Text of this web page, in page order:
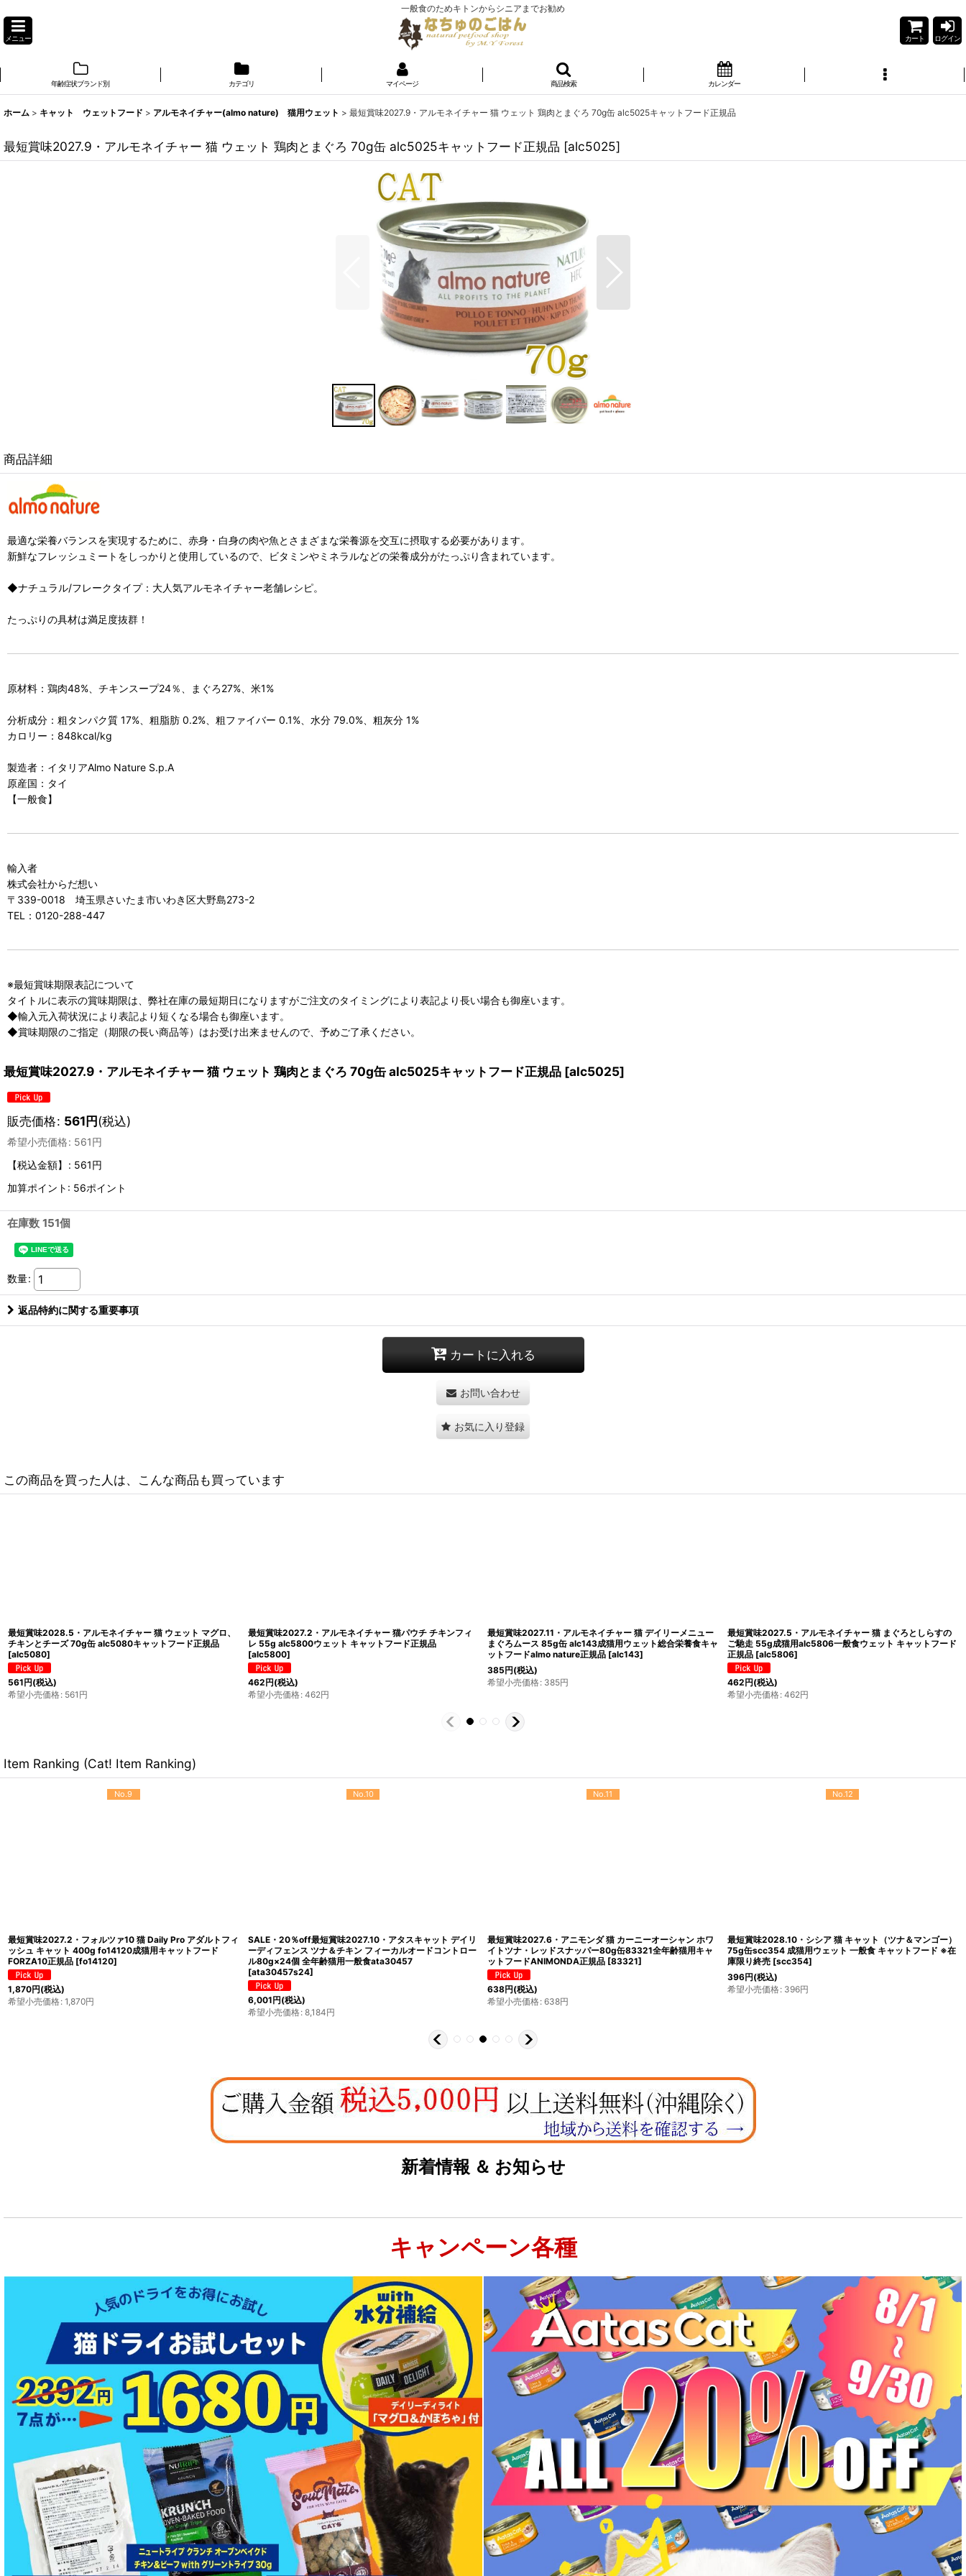
一般食のためキトンからシニアまでお勧め
メニュー カート ログイン
年齢症状ブランド別 カテゴリ マイページ 商品検索 カレンダー
ホーム > キャット ウェットフード > アルモネイチャー(almo nature) 猫用ウェット > 最短賞味2027.9・アルモネイチャー 猫 ウェット 鶏肉とまぐろ 70g缶 alc5025キャットフード正規品
最短賞味2027.9・アルモネイチャー 猫 ウェット 鶏肉とまぐろ 70g缶 alc5025キャットフード正規品 [alc5025]
商品詳細
最適な栄養バランスを実現するために、赤身・白身の肉や魚とさまざまな栄養源を交互に摂取する必要があります。
新鮮なフレッシュミートをしっかりと使用しているので、ビタミンやミネラルなどの栄養成分がたっぷり含まれています。
◆ナチュラル/フレークタイプ：大人気アルモネイチャー老舗レシピ。
たっぷりの具材は満足度抜群！
原材料：鶏肉48%、チキンスープ24％、まぐろ27%、米1%
分析成分：粗タンパク質 17%、粗脂肪 0.2%、粗ファイバー 0.1%、水分 79.0%、粗灰分 1%
カロリー：848kcal/kg
製造者：イタリアAlmo Nature S.p.A
原産国：タイ
【一般食】
輸入者
株式会社からだ想い
〒339-0018 埼玉県さいたま市いわき区大野島273-2
TEL：0120-288-447
※最短賞味期限表記について
タイトルに表示の賞味期限は、弊社在庫の最短期日になりますがご注文のタイミングにより表記より長い場合も御座います。
◆輸入元入荷状況により表記より短くなる場合も御座います。
◆賞味期限のご指定（期限の長い商品等）はお受け出来ませんので、予めご了承ください。
最短賞味2027.9・アルモネイチャー 猫 ウェット 鶏肉とまぐろ 70g缶 alc5025キャットフード正規品 [alc5025]
販売価格: 561円(税込)
希望小売価格: 561円
【税込金額】
: 561円
加算ポイント: 56ポイント
在庫数 151個
数量:
返品特約に関する重要事項
カートに入れる
お問い合わせ
お気に入り登録
この商品を買った人は、こんな商品も買っています
最短賞味2028.5・アルモネイチャー 猫 ウェット マグロ、
チキンとチーズ 70g缶 alc5080キャットフード正規品
[alc5080]
561円(税込)
希望小売価格: 561 円
最短賞味2027.2・アルモネイチャー 猫パウチ チキンフィ
レ 55g alc5800ウェット キャットフード正規品
[alc5800]
462円(税込)
希望小売価格: 462円
最短賞味2027.11・アルモネイチャー 猫 デイリーメニュー
まぐろムース 85g缶 alc143成猫用ウェット総合栄養食キャ
ットフードalmo nature正規品 [alc143]
385円(税込)
希望小売価格: 385円
最短賞味2027.5・アルモネイチャー 猫 まぐろとしらすの
ご馳走 55g成猫用alc5806一般食ウェット キャットフード
正規品 [alc5806]
462円(税込)
希望小売価格: 462円
Item Ranking (Cat! Item Ranking)
No.9
最短賞味2027.2・フォルツァ10 猫 Daily Pro アダルトフィ
ッシュ キャット 400g fo14120成猫用キャットフード
FORZA10正規品 [fo14120]
1,870円(税込)
希望小売価格: 1,870円
No.10
SALE・20％off最短賞味2027.10・アタスキャット デイリ
ーディフェンス ツナ＆チキン フィーカルオードコントロー
ル80g×24個 全年齢猫用一般食ata30457
[ata30457s24]
6,001円(税込)
希望小売価格: 8,184円
No.11
最短賞味2027.6・アニモンダ 猫 カーニーオーシャン ホワ
イトツナ・レッドスナッパー80g缶83321全年齢猫用キャ
ットフードANIMONDA正規品 [83321]
638円(税込)
希望小売価格: 638円
No.12
最短賞味2028.10・シシア 猫 キャット（ツナ＆マンゴー）
75g缶scc354 成猫用ウェット 一般食 キャットフード ※在
庫限り終売 [scc354]
396円(税込)
希望小売価格: 396円
新着情報 ＆ お知らせ
キャンペーン各種